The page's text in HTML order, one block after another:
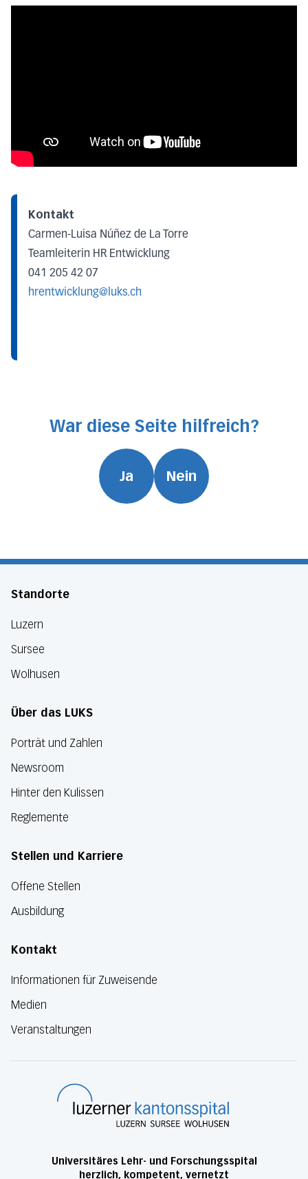
Kontakt
Carmen-Luisa Núñez de La Torre
Teamleiterin HR Entwicklung
041 205 42 07
hrentwicklung@luks.ch
War diese Seite hilfreich?
Ja Nein
Standorte
Luzern
Sursee
Wolhusen
Über das LUKS
Porträt und Zahlen
Newsroom
Hinter den Kulissen
Reglemente
Stellen und Karriere
Offene Stellen
Ausbildung
Kontakt
Informationen für Zuweisende
Medien
Veranstaltungen
Universitäres Lehr- und Forschungsspital
herzlich, kompetent, vernetzt